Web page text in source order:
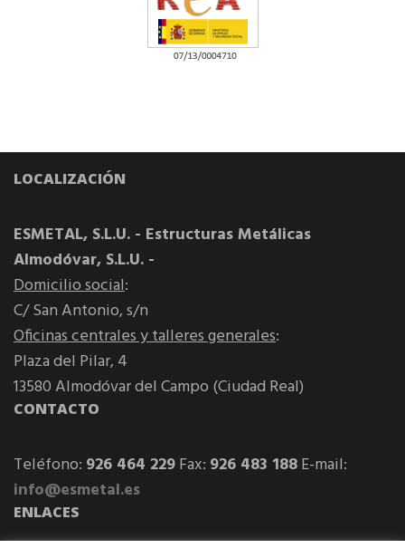
LOCALIZACIÓN
ESMETAL, S.L.U. - Estructuras Metálicas
Almodóvar, S.L.U. -
Domicilio social:
C/ San Antonio, s/n
Oficinas centrales y talleres generales:
Plaza del Pilar, 4
13580 Almodóvar del Campo (Ciudad Real)
CONTACTO
Teléfono: 926 464 229Fax: 926 483 188E-mail:
info@esmetal.es
ENLACES